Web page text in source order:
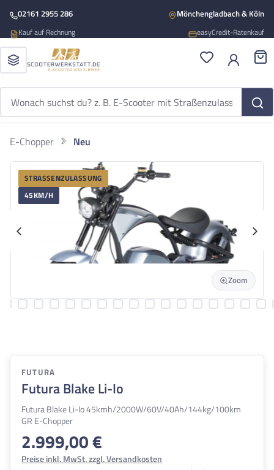
Zum Hauptinhalt springen
Kauf auf Rechnung easyCredit-Ratenkauf
Mönchengladbach & Köln
02161 2955 286
Du hast 0
E-Chopper Neu
Futura Blake Li-Io
Futura Blake Li-Io 45kmh/2000W/60V/40Ah/144kg/100km GR E-
Bildergalerie überspringen
STRASSENZULASSUNG
45KM/H
Zoom
FUTURA
Futura Blake Li-Io
Futura Blake Li-Io 45kmh/2000W/60V/40Ah/144kg/100km
GR E-Chopper
Regulärer Preis:
2.999,00 €
Preise inkl. MwSt. zzgl. Versandkosten